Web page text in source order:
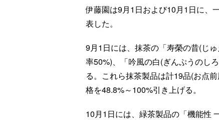
伊藤園は9月1日および10月1日に、
表した。
9月1日には、抹茶の「寿榮の昔(じ
率50%)、「吟風の白(ぎんぷうのし
る。これら抹茶製品は計19品(お点
格を48.8%～100%引き上げる。
10月1日には、緑茶製品の「機能性